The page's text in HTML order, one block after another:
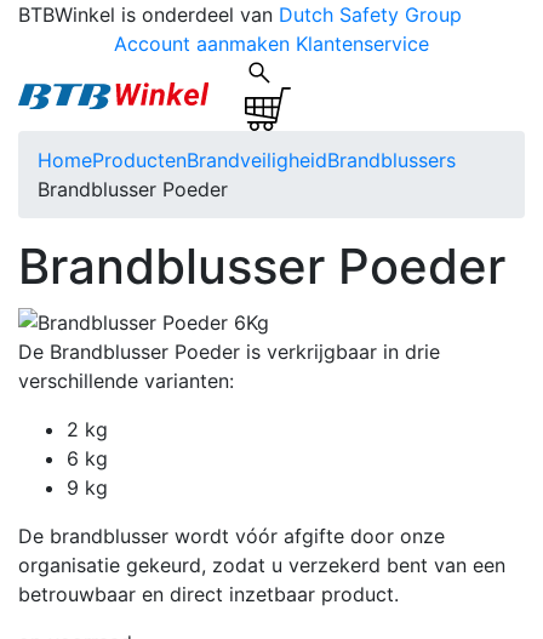
BTBWinkel is onderdeel van Dutch Safety Group
Account aanmaken Klantenservice
HomeProductenBrandveiligheidBrandblussers
Brandblusser Poeder
Brandblusser Poeder
De Brandblusser Poeder is verkrijgbaar in drie
verschillende varianten:
2 kg
6 kg
9 kg
De brandblusser wordt vóór afgifte door onze
organisatie gekeurd, zodat u verzekerd bent van een
betrouwbaar en direct inzetbaar product.